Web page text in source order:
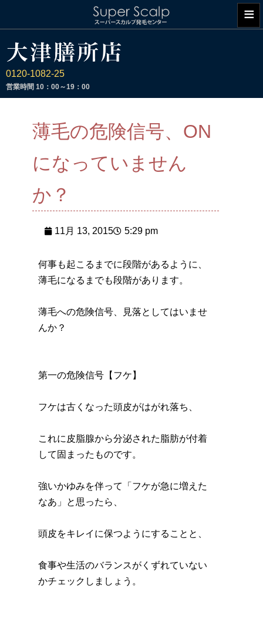
0120-1082-25
営業時間 10：00～19：00
≡
薄毛の危険信号、ON
になっていません
か？
11月 13, 2015 5:29 pm
何事も起こるまでに段階があるように、
薄毛になるまでも段階があります。
薄毛への危険信号、見落としてはいませ
んか？
第一の危険信号【フケ】
フケは古くなった頭皮がはがれ落ち、
これに皮脂腺から分泌された脂肪が付着
して固まったものです。
強いかゆみを伴って「フケが急に増えた
なあ」と思ったら、
頭皮をキレイに保つようにすることと、
食事や生活のバランスがくずれていない
かチェックしましょう。